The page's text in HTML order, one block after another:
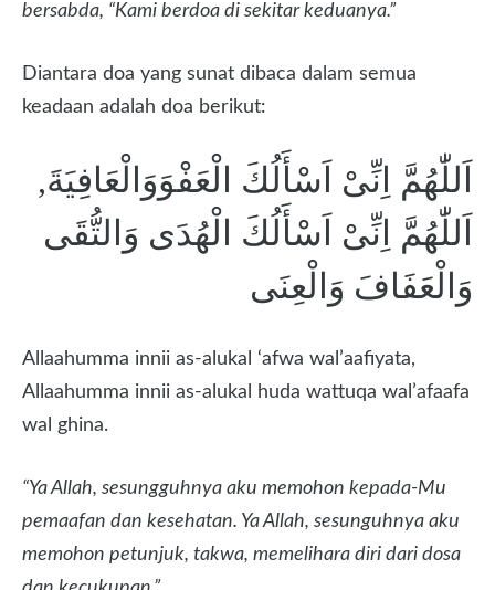
bersabda, “Kami berdoa di sekitar keduanya.”
Diantara doa yang sunat dibaca dalam semua
keadaan adalah doa berikut:
اَللّٰهُمَّ اِنِّىْ اَسْأَلُكَ الْعَفْوَوَالْعَافِيَةَ,
اَللّٰهُمَّ اِنِّىْ اَسْأَلُكَ الْهُدَى وَالتُّقَى
وَالْعَفَافَ وَالْعِنَى
Allaahumma innii as-alukal ‘afwa wal’aafiyata,
Allaahumma innii as-alukal huda wattuqa wal’afaafa
wal ghina.
“Ya Allah, sesungguhnya aku memohon kepada-Mu
pemaafan dan kesehatan. Ya Allah, sesunguhnya aku
memohon petunjuk, takwa, memelihara diri dari dosa